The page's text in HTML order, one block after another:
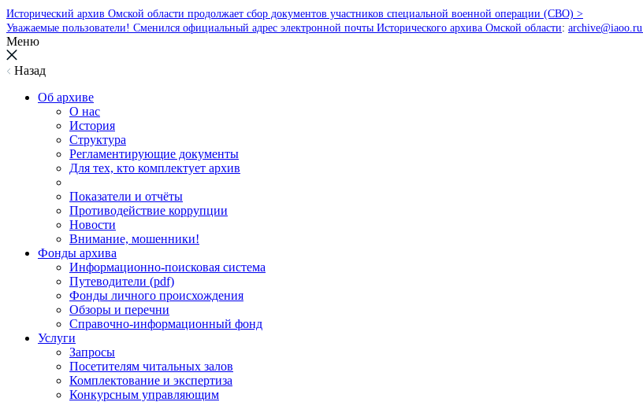
Исторический архив Омской области продолжает сбор документов участников специальной военной операции (СВО) >
Уважаемые пользователи! Сменился официальный адрес электронной почты Исторического архива Омской области: archive@iaoo.ru
Меню
Назад
Об архиве
О нас
История
Структура
Регламентирующие документы
Для тех, кто комплектует архив
Показатели и отчёты
Противодействие коррупции
Новости
Внимание, мошенники!
Фонды архива
Информационно-поисковая система
Путеводители (pdf)
Фонды личного происхождения
Обзоры и перечни
Справочно-информационный фонд
Услуги
Запросы
Посетителям читальных залов
Комплектование и экспертиза
Конкурсным управляющим